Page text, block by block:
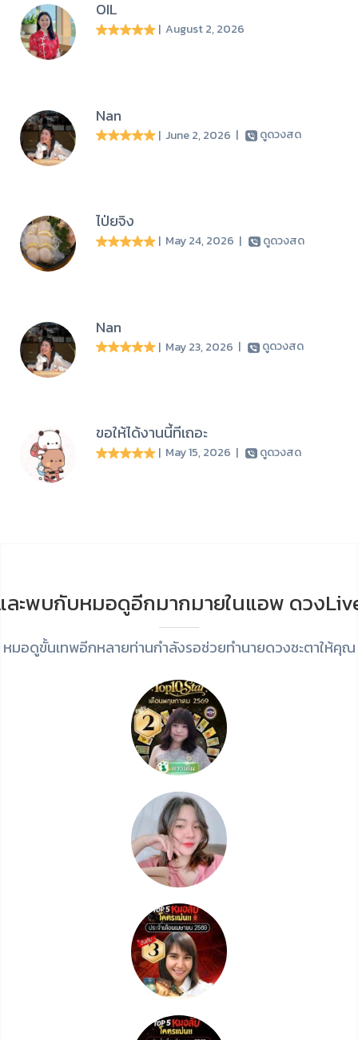
OIL
| August 2, 2026
Nan
| June 2, 2026 | ดูดวงสด
ไป่ยจิง
| May 24, 2026 | ดูดวงสด
Nan
| May 23, 2026 | ดูดวงสด
ขอให้ได้งานนี้ทีเถอะ
| May 15, 2026 | ดูดวงสด
ละพบกับหมอดูอีกมากมายในแอพ ดวง
หมอดูขั้นเทพอีกหลายท่านกำลังรอช่วยทำนายดวงชะตาให้คุณ